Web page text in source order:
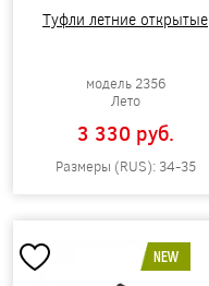
Туфли летние открытые
модель 2356
Лето
3 330 pуб.
Размеры (RUS): 34-35
NEW